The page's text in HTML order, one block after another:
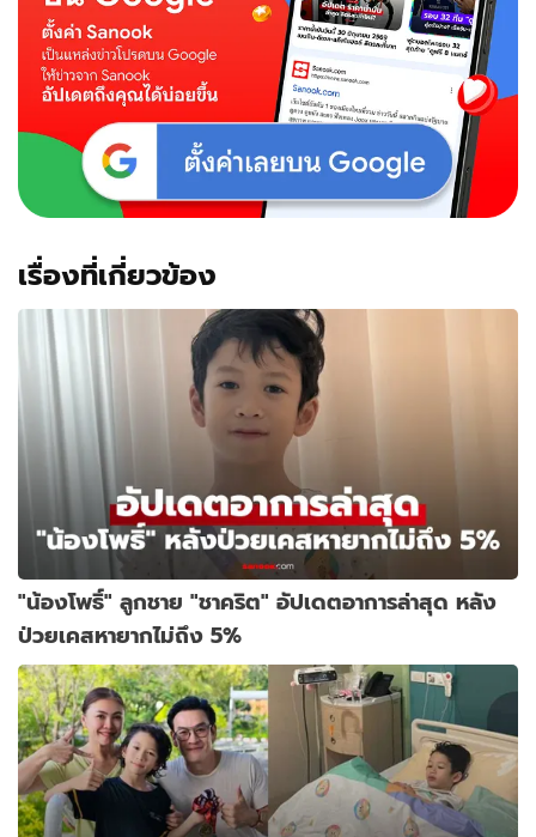
ปัญหา
เรื่องที่เกี่ยวข้อง
"น้องโพธิ์" ลูกชาย "ชาคริต" อัปเดตอาการล่าสุด หลัง
ป่วยเคสหายากไม่ถึง 5%